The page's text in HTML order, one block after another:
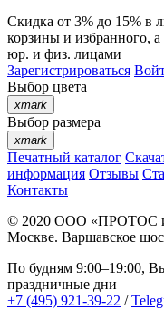
Скидка от 3% до 15% в
корзины и избранного,
юр. и физ. лицами
Зарегистрироваться
Выбор цвета
xmark
Выбор размера
xmark
Печатный каталог
информация Отзывы
Контакты
© 2020 ООО «ПРОТОС
Москве. Варшавское
По будням 9:00–19:00,
праздничные дни
+7 (495) 921-39-22 /